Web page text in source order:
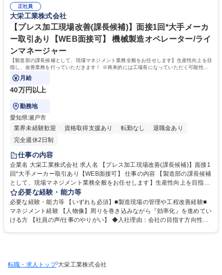
の高い一生モノのスキルを身につけることができます。 募集職種 【瀬戸
市/品質保証】残業少なめ◎DX推進＆挑戦を応援する風土でスキルアッ
プ！
いるため、さらなる専門性を磨きたい方に最適な環境です。 学歴・資格
学歴：大学院 大学 高専 短大 専修学校 高校 語学力： 資格：第一種運転免
許普通自動車
正社員
大栄工業株式会社
【プレス加工現場改善(課長候補)】面接1回*大手メーカ
ー取引あり【WEB面接可】 機械製造オペレーター/ライ
ンマネージャー
【製造部の課長候補として、現場マネジメント業務全般をお任せします】生産性向上を目
指し、改善業務を行っていただきます！ ※将来的には工場長になっていただく可能性も
ございます
月給
40万円以上
勤務地
愛知県瀬戸市
業界未経験歓迎
資格取得支援あり 転勤なし
退職金あり
完全週休2日制
仕事の内容
企業名 大栄工業株式会社 求人名 【プレス加工現場改善(課長候補)】面接1
回*大手メーカー取引あり【WEB面接可】 仕事の内容 【製造部の課長候補
として、現場マネジメント業務全般をお任せします】生産性向上を目指
し、改善業務を行っていただきます！ ※将来的には工場長になっていただ
く可能性もございます 【具体的な業務内容】プレス加工を行う現場の工程
管理をお任せ 稼働率・品質向上に向けて、原価低減や無駄をなくし、流れ
を簡略化・スムーズにしていく等、課題を特定し、改善、班長への指示出
必要な経験・能力等
必要な経験・能力等 【いずれも必須】■製造現場の管理や工程改善経験■
マネジメント経験 【人物像】周りを巻き込みながら『効率化』を進めてい
ける方 【社員の声/仕事のやりがい】 ◆入社理由：会社の目指す方向性が
暇取得しやすい雰囲気 学歴・資格 学歴：大学院 大学 高専 短大 専修学校
転職・求人トップ/大栄工業株式会社